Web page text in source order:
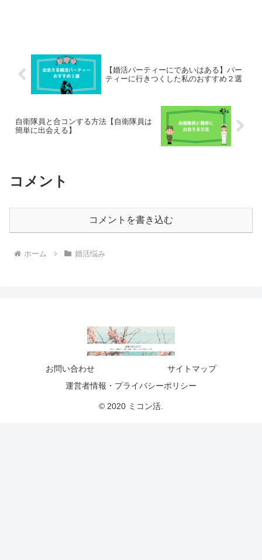
【婚活パーティーにであいはある】パー
ティーに行きつくした私のおすすめ２選
自衛隊員と合コンする方法【自衛隊員は
簡単に出会える】
コメント
コメントを書き込む
ホーム 婚活悩み
お問い合わせ
サイトマップ
運営者情報・プライバシーポリシー
© 2020 ミコン活.